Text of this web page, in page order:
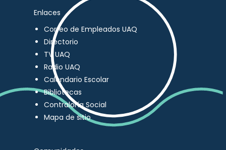
Enlaces
Correo de Empleados UAQ
Directorio
TV UAQ
Radio UAQ
Calendario Escolar
Bibliotecas
Contraloría Social
Mapa de sitio